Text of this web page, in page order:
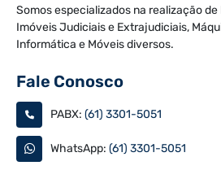
Somos especializados na realização de
Imóveis Judiciais e Extrajudiciais,
Informática e Móveis diversos.
Fale Conosco
PABX: (61) 3301-5051
WhatsApp: (61) 3301-5051